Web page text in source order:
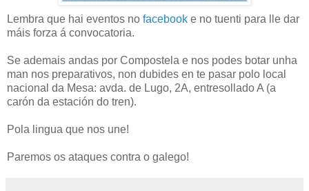
Lembra que hai eventos no facebook e no tuenti para lle dar
máis forza á convocatoria.
Se ademais andas por Compostela e nos podes botar unha
man nos preparativos, non dubides en te pasar polo local
nacional da Mesa: avda. de Lugo, 2A, entresollado A (a
carón da estación do tren).
Pola lingua que nos une!
Paremos os ataques contra o galego!